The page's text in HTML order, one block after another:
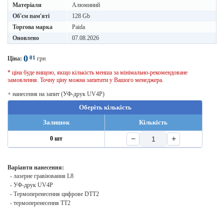
Матеріали
Алюминий
Об'єм пам'яті
128 Gb
Торгова марка
Paida
Оновлено
07.08.2026
Ціна: 0 01 грн
* ціна буде вищою, якщо кількість менша за мінімально-рекомендоване
замовлення. Точну ціну можна запитати у Вашого менеджера.
+ нанесення на запит (УФ-друк UV4P)
Оберіть кількість
Залишок
Кількість
0 шт − +
Варіанти нанесення:
- лазерне гравіювання L8
- УФ-друк UV4P
- Термоперенесення цифрове DTT2
- термоперенесення ТТ2